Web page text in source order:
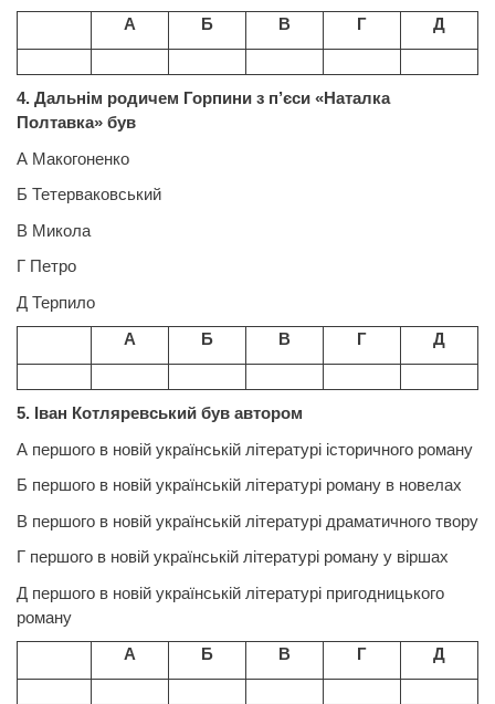
А
Б В Г Д
4. Дальнім родичем Горпини з п’єси «Наталка
Полтавка» був
А Макогоненко
Б Тетерваковський
В Микола
Г Петро
Д Терпило
А
Б В Г Д
5. Іван Котляревський був автором
А першого в новій українській літературі історичного роману
Б першого в новій українській літературі роману в новелах
В першого в новій українській літературі драматичного твору
Г першого в новій українській літературі роману у віршах
Д першого в новій українській літературі пригодницького
роману
А
Б В Г Д